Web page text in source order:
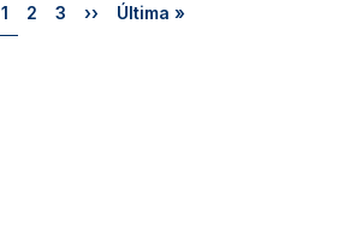
Página
1 Página
2 Página
3 Próxima página
›› Última página
Última »